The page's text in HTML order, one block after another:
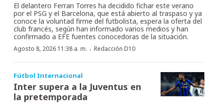
El delantero Ferran Torres ha decidido fichar este verano
por el PSG y el Barcelona, que está abierto al traspaso y ya
conoce la voluntad firme del futbolista, espera la oferta del
club francés, según han informado varios medios y han
confirmado a EFE fuentes conocedoras de la situación.
Agosto 8, 2026 11:38 a. m. · Redacción D10
Fútbol Internacional
Inter supera a la Juventus en
la pretemporada